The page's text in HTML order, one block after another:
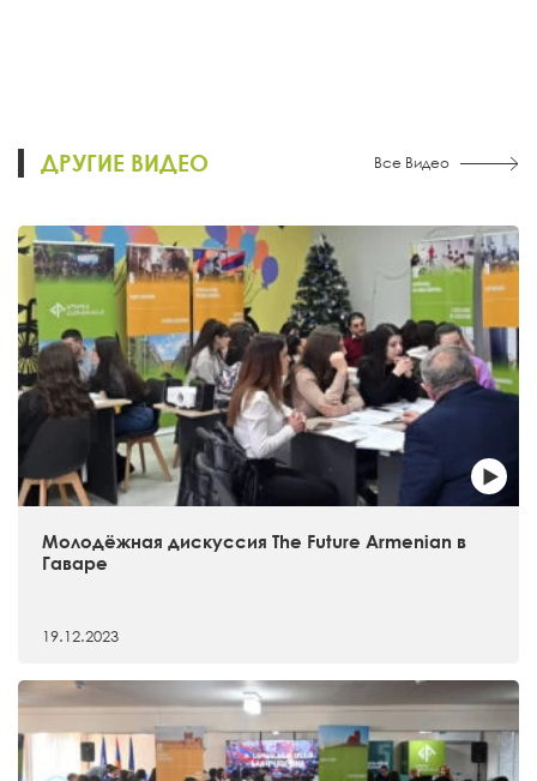
ДРУГИЕ ВИДЕО Все Видео
Молодёжная дискуссия The Future Armenian в
Гаваре
19.12.2023